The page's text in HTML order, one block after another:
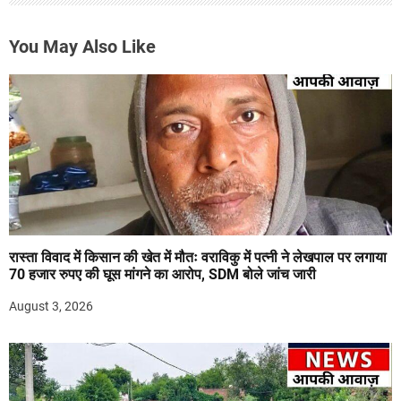
You May Also Like
रास्ता विवाद में किसान की खेत में मौतः वराविकु में पत्नी ने लेखपाल पर लगाया
70 हजार रुपए की घूस मांगने का आरोप, SDM बोले जांच जारी
August 3, 2026